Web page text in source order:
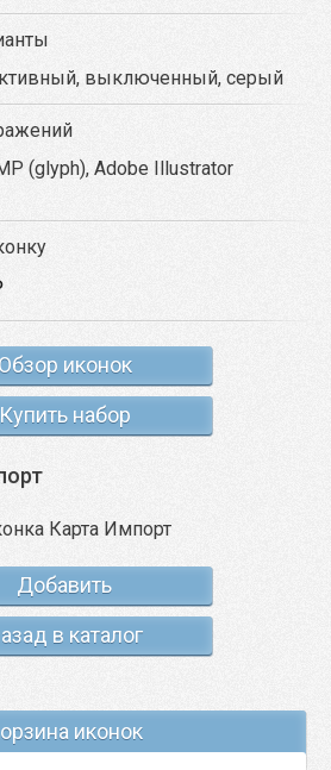
выключенный, серый
(glyph), Adobe Illustrator
Обзор иконок
Купить набор
Добавить
в каталог
иконок